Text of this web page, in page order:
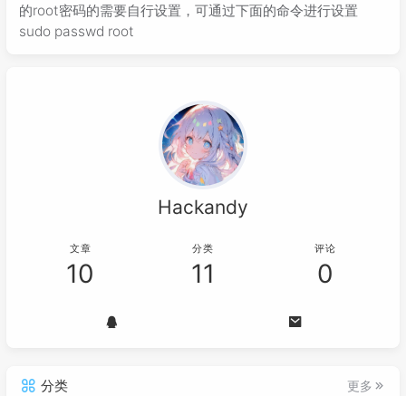
的root密码的需要自行设置，可通过下面的命令进行设置
sudo passwd root
Hackandy
文章
10
分类
11
评论
0
分类 更多